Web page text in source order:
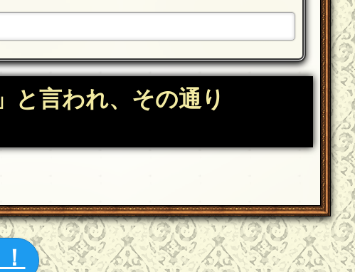
と言われ、その通り